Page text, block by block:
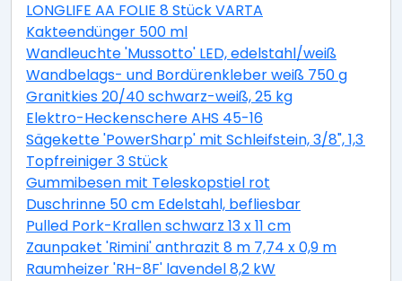
LONGLIFE AA FOLIE 8 Stück VARTA
Kakteendünger 500 ml
Wandleuchte 'Mussotto' LED, edelstahl/weiß
Wandbelags- und Bordürenkleber weiß 750 g
Granitkies 20/40 schwarz-weiß, 25 kg
Elektro-Heckenschere AHS 45-16
Sägekette 'PowerSharp' mit Schleifstein, 3/8", 1,3
Topfreiniger 3 Stück
Gummibesen mit Teleskopstiel rot
Duschrinne 50 cm Edelstahl, befliesbar
Pulled Pork-Krallen schwarz 13 x 11 cm
Zaunpaket 'Rimini' anthrazit 8 m 7,74 x 0,9 m
Raumheizer 'RH-8F' lavendel 8,2 kW